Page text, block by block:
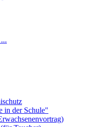
in der Schule"